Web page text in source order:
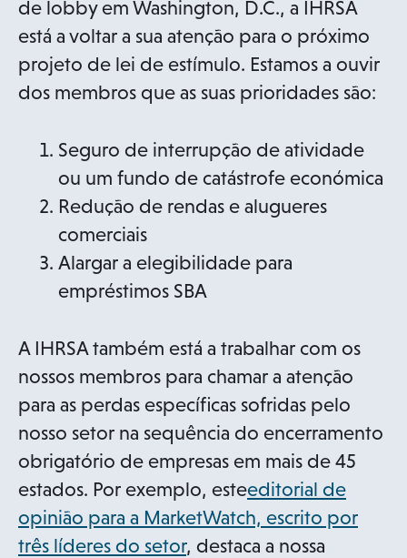
de lobby em Washington, D.C., a IHRSA
está a voltar a sua atenção para o próximo
projeto de lei de estímulo. Estamos a ouvir
dos membros que as suas prioridades são:
Seguro de interrupção de atividade
ou um fundo de catástrofe económica
Redução de rendas e alugueres
comerciais
Alargar a elegibilidade para
empréstimos SBA
A IHRSA também está a trabalhar com os
nossos membros para chamar a atenção
para as perdas específicas sofridas pelo
nosso setor na sequência do encerramento
obrigatório de empresas em mais de 45
estados. Por exemplo, esteeditorial de
opinião para a MarketWatch, escrito por
três líderes do setoro
, destaca a nossa